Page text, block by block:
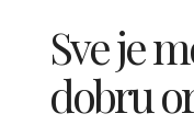
Sve je
dobru